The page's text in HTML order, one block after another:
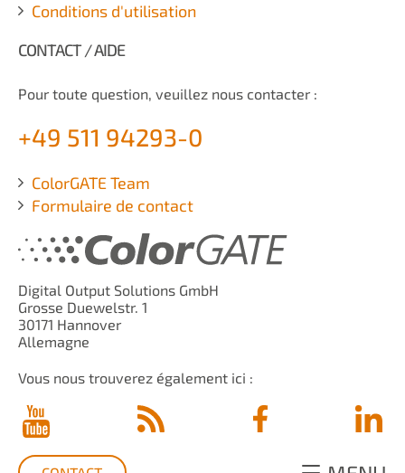
Conditions d'utilisation
CONTACT / AIDE
Pour toute question, veuillez nous contacter :
+49 511 94293-0
ColorGATE Team
Formulaire de contact
Digital Output Solutions GmbH
Grosse Duewelstr. 1
30171 Hannover
Allemagne
Vous nous trouverez également ici :